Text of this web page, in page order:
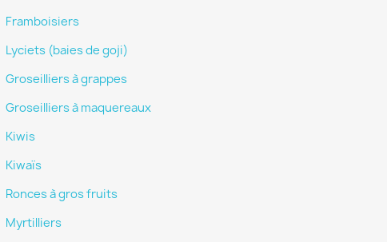
Framboisiers
Lyciets (baies de goji)
Groseilliers à grappes
Groseilliers à maquereaux
Kiwis
Kiwaïs
Ronces à gros fruits
Myrtilliers